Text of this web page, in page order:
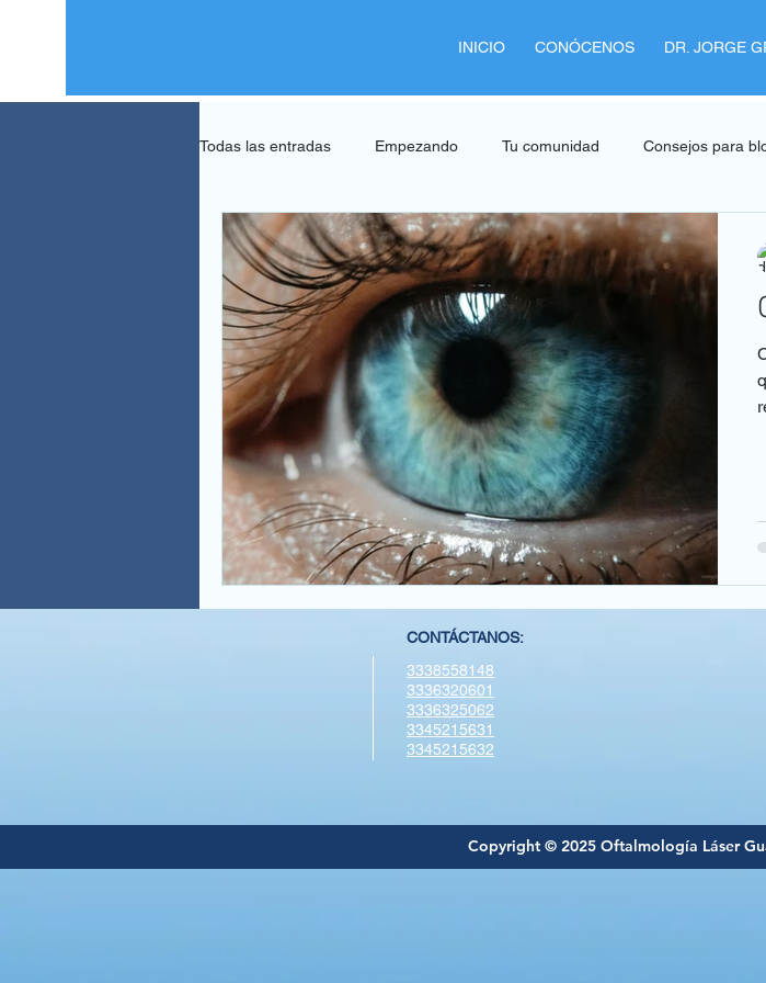
INICIO CONÓCENOS DR. JORGE
Todas las entradas Empezando Tu comunidad Consejos para
CONTÁCTANOS:
3338558148
3336320601
3336325062
3345215631
3345215632
Copyright © 2025 Oftalmología Láser